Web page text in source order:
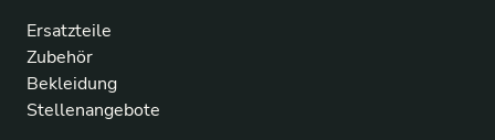
Ersatzteile
Zubehör
Bekleidung
Stellenangebote